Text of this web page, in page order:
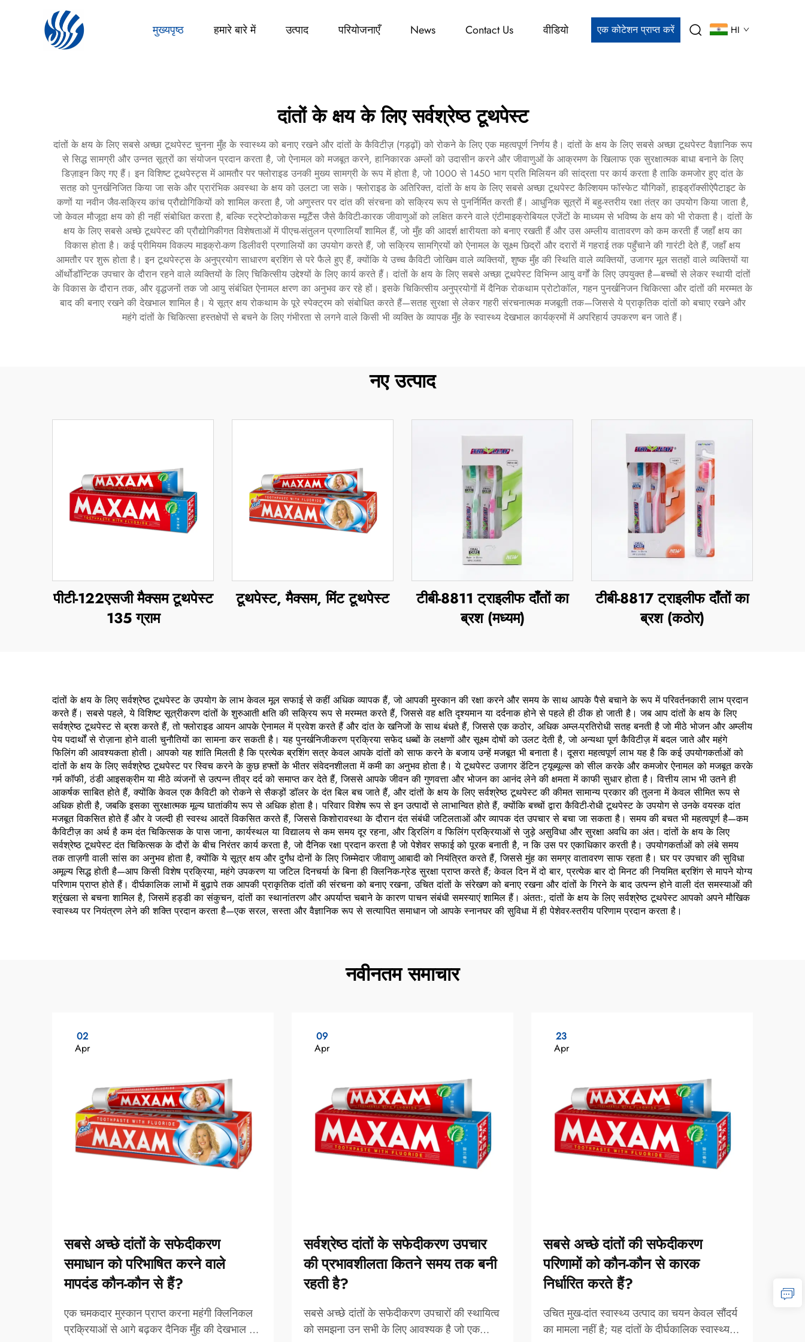
मुख्यपृष्ठ हमारे बारे में उत्पाद परियोजनाएँ News Contact Us वीडियो एक कोटेशन प्राप्त करें HI
दांतों के क्षय के लिए सर्वश्रेष्ठ टूथपेस्ट
दांतों के क्षय के लिए सबसे अच्छा टूथपेस्ट चुनना मुँह के स्वास्थ्य को बनाए रखने और दांतों के कैविटीज़ (गड़ढ़ों) को रोकने के लिए एक महत्वपूर्ण निर्णय है। दांतों के क्षय के लिए सबसे अच्छा टूथपेस्ट वैज्ञानिक रूप
से सिद्ध सामग्री और उन्नत सूत्रों का संयोजन प्रदान करता है, जो ऐनामल को मजबूत करने, हानिकारक अम्लों को उदासीन करने और जीवाणुओं के आक्रमण के खिलाफ एक सुरक्षात्मक बाधा बनाने के लिए
डिज़ाइन किए गए हैं। इन विशिष्ट टूथपेस्ट्स में आमतौर पर फ्लोराइड उनकी मुख्य सामग्री के रूप में होता है, जो 1000 से 1450 भाग प्रति मिलियन की सांद्रता पर कार्य करता है ताकि कमजोर हुए दांत के
सतह को पुनर्खनिजित किया जा सके और प्रारंभिक अवस्था के क्षय को उलटा जा सके। फ्लोराइड के अतिरिक्त, दांतों के क्षय के लिए सबसे अच्छा टूथपेस्ट कैल्शियम फॉस्फेट यौगिकों, हाइड्रॉक्सीऐपैटाइट के
कणों या नवीन जैव-सक्रिय कांच प्रौद्योगिकियों को शामिल करता है, जो अणुस्तर पर दांत की संरचना को सक्रिय रूप से पुनर्निर्मित करती हैं। आधुनिक सूत्रों में बहु-स्तरीय रक्षा तंत्र का उपयोग किया जाता है,
जो केवल मौजूदा क्षय को ही नहीं संबोधित करता है, बल्कि स्ट्रेप्टोकोकस म्यूटैंस जैसे कैविटी-कारक जीवाणुओं को लक्षित करने वाले एंटीमाइक्रोबियल एजेंटों के माध्यम से भविष्य के क्षय को भी रोकता है। दांतों के
क्षय के लिए सबसे अच्छे टूथपेस्ट की प्रौद्योगिकीगत विशेषताओं में पीएच-संतुलन प्रणालियाँ शामिल हैं, जो मुँह की आदर्श क्षारीयता को बनाए रखती हैं और उस अम्लीय वातावरण को कम करती हैं जहाँ क्षय का
विकास होता है। कई प्रीमियम विकल्प माइक्रो-कण डिलीवरी प्रणालियों का उपयोग करते हैं, जो सक्रिय सामग्रियों को ऐनामल के सूक्ष्म छिद्रों और दरारों में गहराई तक पहुँचाने की गारंटी देते हैं, जहाँ क्षय
आमतौर पर शुरू होता है। इन टूथपेस्ट्स के अनुप्रयोग साधारण ब्रशिंग से परे फैले हुए हैं, क्योंकि ये उच्च कैविटी जोखिम वाले व्यक्तियों, शुष्क मुँह की स्थिति वाले व्यक्तियों, उजागर मूल सतहों वाले व्यक्तियों या
ऑर्थोडॉन्टिक उपचार के दौरान रहने वाले व्यक्तियों के लिए चिकित्सीय उद्देश्यों के लिए कार्य करते हैं। दांतों के क्षय के लिए सबसे अच्छा टूथपेस्ट विभिन्न आयु वर्गों के लिए उपयुक्त है—बच्चों से लेकर स्थायी दांतों
के विकास के दौरान तक, और वृद्धजनों तक जो आयु संबंधित ऐनामल क्षरण का अनुभव कर रहे हों। इसके चिकित्सीय अनुप्रयोगों में दैनिक रोकथाम प्रोटोकॉल, गहन पुनर्खनिजन चिकित्सा और दांतों की मरम्मत के
बाद की बनाए रखने की देखभाल शामिल है। ये सूत्र क्षय रोकथाम के पूरे स्पेक्ट्रम को संबोधित करते हैं—सतह सुरक्षा से लेकर गहरी संरचनात्मक मजबूती तक—जिससे ये प्राकृतिक दांतों को बचाए रखने और
महंगे दांतों के चिकित्सा हस्तक्षेपों से बचने के लिए गंभीरता से लगने वाले किसी भी व्यक्ति के व्यापक मुँह के स्वास्थ्य देखभाल कार्यक्रमों में अपरिहार्य उपकरण बन जाते हैं।
नए उत्पाद
पीटी-122एसजी मैक्सम टूथपेस्ट
135 ग्राम
टूथपेस्ट, मैक्सम, मिंट टूथपेस्ट
टीबी-8811 ट्राइलीफ दाँतों का
ब्रश (मध्यम)
टीबी-8817 ट्राइलीफ दाँतों का
ब्रश (कठोर)
दांतों के क्षय के लिए सर्वश्रेष्ठ टूथपेस्ट के उपयोग के लाभ केवल मूल सफाई से कहीं अधिक व्यापक हैं, जो आपकी मुस्कान की रक्षा करने और समय के साथ आपके पैसे बचाने के रूप में परिवर्तनकारी लाभ प्रदान
करते हैं। सबसे पहले, ये विशिष्ट सूत्रीकरण दांतों के शुरुआती क्षति की सक्रिय रूप से मरम्मत करते हैं, जिससे वह क्षति दृश्यमान या दर्दनाक होने से पहले ही ठीक हो जाती है। जब आप दांतों के क्षय के लिए
सर्वश्रेष्ठ टूथपेस्ट से ब्रश करते हैं, तो फ्लोराइड आयन आपके ऐनामल में प्रवेश करते हैं और दांत के खनिजों के साथ बंधते हैं, जिससे एक कठोर, अधिक अम्ल-प्रतिरोधी सतह बनती है जो मीठे भोजन और अम्लीय
पेय पदार्थों से रोज़ाना होने वाली चुनौतियों का सामना कर सकती है। यह पुनर्खनिजीकरण प्रक्रिया सफेद धब्बों के लक्षणों और सूक्ष्म दोषों को उलट देती है, जो अन्यथा पूर्ण कैविटीज़ में बदल जाते और महंगे
फिलिंग की आवश्यकता होती। आपको यह शांति मिलती है कि प्रत्येक ब्रशिंग सत्र केवल आपके दांतों को साफ करने के बजाय उन्हें मजबूत भी बनाता है। दूसरा महत्वपूर्ण लाभ यह है कि कई उपयोगकर्ताओं को
दांतों के क्षय के लिए सर्वश्रेष्ठ टूथपेस्ट पर स्विच करने के कुछ हफ्तों के भीतर संवेदनशीलता में कमी का अनुभव होता है। ये टूथपेस्ट उजागर डेंटिन ट्यूब्यूल्स को सील करके और कमजोर ऐनामल को मजबूत करके
गर्म कॉफी, ठंडी आइसक्रीम या मीठे व्यंजनों से उत्पन्न तीव्र दर्द को समाप्त कर देते हैं, जिससे आपके जीवन की गुणवत्ता और भोजन का आनंद लेने की क्षमता में काफी सुधार होता है। वित्तीय लाभ भी उतने ही
आकर्षक साबित होते हैं, क्योंकि केवल एक कैविटी को रोकने से सैकड़ों डॉलर के दंत बिल बच जाते हैं, और दांतों के क्षय के लिए सर्वश्रेष्ठ टूथपेस्ट की कीमत सामान्य प्रकार की तुलना में केवल सीमित रूप से
अधिक होती है, जबकि इसका सुरक्षात्मक मूल्य घातांकीय रूप से अधिक होता है। परिवार विशेष रूप से इन उत्पादों से लाभान्वित होते हैं, क्योंकि बच्चों द्वारा कैविटी-रोधी टूथपेस्ट के उपयोग से उनके वयस्क दांत
मजबूत विकसित होते हैं और वे जल्दी ही स्वस्थ आदतें विकसित करते हैं, जिससे किशोरावस्था के दौरान दंत संबंधी जटिलताओं और व्यापक दंत उपचार से बचा जा सकता है। समय की बचत भी महत्वपूर्ण है—कम
कैविटीज़ का अर्थ है कम दंत चिकित्सक के पास जाना, कार्यस्थल या विद्यालय से कम समय दूर रहना, और ड्रिलिंग व फिलिंग प्रक्रियाओं से जुड़े असुविधा और सुरक्षा अवधि का अंत। दांतों के क्षय के लिए
सर्वश्रेष्ठ टूथपेस्ट दंत चिकित्सक के दौरों के बीच निरंतर कार्य करता है, जो दैनिक रक्षा प्रदान करता है जो पेशेवर सफाई को पूरक बनाती है, न कि उस पर एकाधिकार करती है। उपयोगकर्ताओं को लंबे समय
तक ताज़गी वाली सांस का अनुभव होता है, क्योंकि ये सूत्र क्षय और दुर्गंध दोनों के लिए जिम्मेदार जीवाणु आबादी को नियंत्रित करते हैं, जिससे मुंह का समग्र वातावरण साफ रहता है। घर पर उपचार की सुविधा
अमूल्य सिद्ध होती है—आप किसी विशेष प्रक्रिया, महंगे उपकरण या जटिल दिनचर्या के बिना ही क्लिनिक-ग्रेड सुरक्षा प्राप्त करते हैं; केवल दिन में दो बार, प्रत्येक बार दो मिनट की नियमित ब्रशिंग से मापने योग्य
परिणाम प्राप्त होते हैं। दीर्घकालिक लाभों में बुढ़ापे तक आपकी प्राकृतिक दांतों की संरचना को बनाए रखना, उचित दांतों के संरेखण को बनाए रखना और दांतों के गिरने के बाद उत्पन्न होने वाली दंत समस्याओं की
श्रृंखला से बचना शामिल है, जिसमें हड्डी का संकुचन, दांतों का स्थानांतरण और अपर्याप्त चबाने के कारण पाचन संबंधी समस्याएं शामिल हैं। अंततः, दांतों के क्षय के लिए सर्वश्रेष्ठ टूथपेस्ट आपको अपने मौखिक
स्वास्थ्य पर नियंत्रण लेने की शक्ति प्रदान करता है—एक सरल, सस्ता और वैज्ञानिक रूप से सत्यापित समाधान जो आपके स्नानघर की सुविधा में ही पेशेवर-स्तरीय परिणाम प्रदान करता है।
नवीनतम समाचार
02
Apr
सबसे अच्छे दांतों के सफेदीकरण
समाधान को परिभाषित करने वाले
मापदंड कौन-कौन से हैं?
एक चमकदार मुस्कान प्राप्त करना महंगी क्लिनिकल
प्रक्रियाओं से आगे बढ़कर दैनिक मुँह की देखभाल की
09
Apr
सर्वश्रेष्ठ दांतों के सफेदीकरण उपचार
की प्रभावशीलता कितने समय तक बनी
रहती है?
सबसे अच्छे दांतों के सफेदीकरण उपचारों की स्थायित्व
को समझना उन सभी के लिए आवश्यक है जो एक
23
Apr
सबसे अच्छे दांतों की सफेदीकरण
परिणामों को कौन-कौन से कारक
निर्धारित करते हैं?
उचित मुख-दांत स्वास्थ्य उत्पाद का चयन केवल सौंदर्य
का मामला नहीं है; यह दांतों के दीर्घकालिक स्वास्थ्य के